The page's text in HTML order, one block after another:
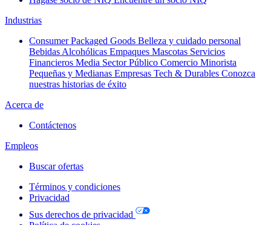
Industrias
Consumer Packaged Goods Belleza y cuidado personal
Bebidas Alcohólicas Empaques Mascotas Servicios
Financieros Media Sector Público Comercio Minorista
Pequeñas y Medianas Empresas Tech & Durables Conozca
nuestras historias de éxito
Acerca de
Contáctenos
Empleos
Buscar ofertas
Términos y condiciones
Privacidad
Sus derechos de privacidad